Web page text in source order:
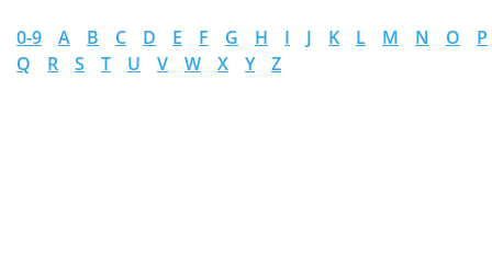
0-9 A B C D E F G H I J K L M N O
P
Q
R S T U V W X Y Z